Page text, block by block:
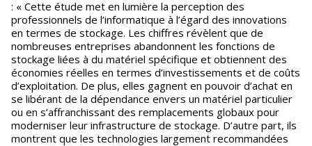
: « Cette étude met en lumière la perception des
professionnels de l’informatique à l’égard des innovations
en termes de stockage. Les chiffres révèlent que de
nombreuses entreprises abandonnent les fonctions de
stockage liées à du matériel spécifique et obtiennent des
économies réelles en termes d’investissements et de coûts
d’exploitation. De plus, elles gagnent en pouvoir d’achat en
se libérant de la dépendance envers un matériel particulier
ou en s’affranchissant des remplacements globaux pour
moderniser leur infrastructure de stockage. D’autre part, ils
montrent que les technologies largement recommandées